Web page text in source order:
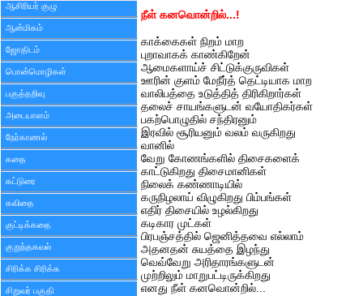
ஆசிரியர் குழு
ஆன்மிகம்
ஜோதிடம்
பொன்மொழிகள்
பகுத்தறிவு
அடையாளம்
நேர்காணல்
கதை
கட்டுரை
கவிதை
குட்டிக்கதை
குறுந்தகவல்
சிரிக்க சிரிக்க
சிறுவர் பகுதி
நீள் கனவொன்றில்...!
காக்கைகள் நிறம் மாற
புறாவாகக் காண்கிறேன்
ஆமைகளாய்ச் சிட்டுக்குருவிகள்
ஊரின் குளம் மேநீர்த் தெட்டியாக மாற
வாலிபத்தை உடுத்தித் திரிகிறார்கள்
தலைச் சாயங்களுடன் வயோதிகர்கள்
பகற்பொழுதில் சந்திரனும்
இரவில் சூரியனும் வலம் வருகிறது
வானில்
வேறு கோணங்களில் திசைகளைக்
காட்டுகிறது திசைமானிகள்
நிலைக் கண்ணாடியில்
கருநிழலாய் விழுகிறது பிம்பங்கள்
எதிர் திசையில் உழல்கிறது
கடிகார முட்கள்
பிரபஞ்சத்தில் ஜெனித்தவை எல்லாம்
அதனதன் சுயத்தை இழந்து
வெவ்வேறு அரிதாரங்களுடன்
முற்றிலும் மாறுபட்டிருக்கிறது
எனது நீள் கனவொன்றில்...